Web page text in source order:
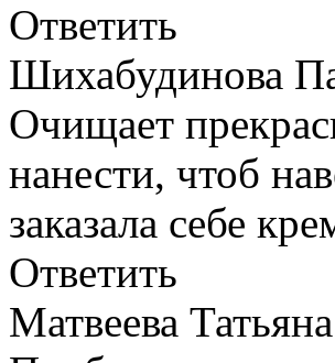
Ответить
Шихабудинова
Очищает
нанести, чтоб
заказала себе
Ответить
Матвеева Татьяна